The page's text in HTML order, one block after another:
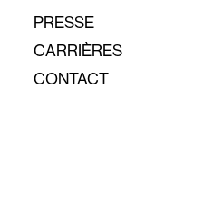
PRESSE
CARRIÈRES
CONTACT